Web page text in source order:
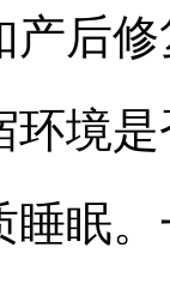
产后
环境
睡眠